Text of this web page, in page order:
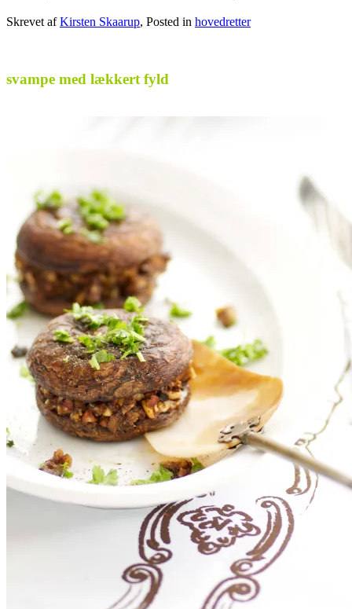
Skrevet afKirsten Skaarup, Posted in hovedretter
svampe med lækkert fyld